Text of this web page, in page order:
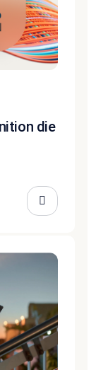
die